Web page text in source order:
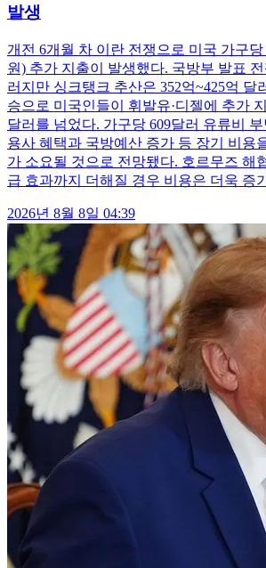
발생
개전 6개월 차 이란 전쟁으로 미국 가구당
원) 추가 지출이 발생했다. 국방부 발표
러지만 싱크탱크 추산은 352억~425억 달
승으로 미국인들이 휘발유·디젤에 추가
달러를 넘었다. 가구당 609달러 유류비
용사 혜택과 국방예산 증가 등 장기 비용
가 소요될 것으로 전망됐다. 호르무즈 해
급 효과까지 더해질 경우 비용은 더욱 증
2026년 8월 8일 04:39